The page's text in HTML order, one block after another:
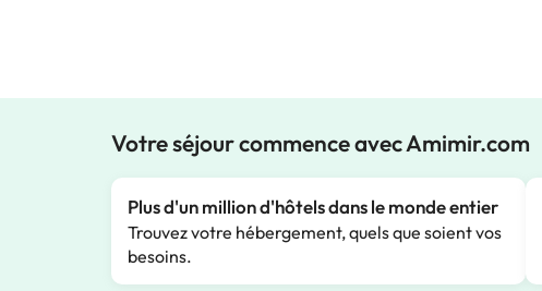
Votre séjour commence avec Amimir.com
Plus d'un million d'hôtels dans le monde entier
Trouvez votre hébergement, quels que soient vos
besoins.